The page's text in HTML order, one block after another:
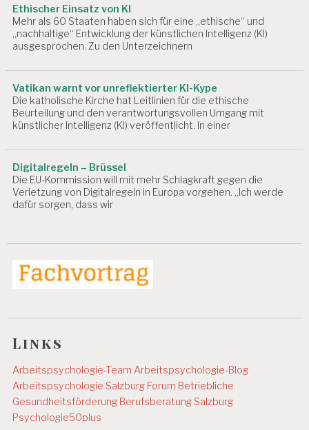
U
R
G
R
B
EI
S
IS
E
N
S
T
G
O
L
L
Ethischer Einsatz von KI
Mehr als 60 Staaten haben sich für eine „ethische“ und
„nachhaltige“ Entwicklung der künstlichen Intelligenz (KI)
ausgesprochen. Zu den Unterzeichnern
Vatikan warnt vor unreflektierter KI-Kype
Die katholische Kirche hat Leitlinien für die ethische
Beurteilung und den verantwortungsvollen Umgang mit
künstlicher Intelligenz (KI) veröffentlicht. In einer
Digitalregeln – Brüssel
Die EU-Kommission will mit mehr Schlagkraft gegen die
Verletzung von Digitalregeln in Europa vorgehen. „Ich werde
dafür sorgen, dass wir
Links
Arbeitspsychologie-TeamArbeitspsychologie-Blog
Arbeitspsychologie Salzburg Forum Betriebliche
Gesundheitsförderung Berufsberatung Salzburg
Psychologie50plus